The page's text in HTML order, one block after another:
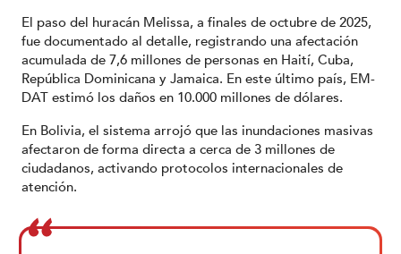
El paso del huracán Melissa, a finales de octubre de 2025,
fue documentado al detalle, registrando una afectación
acumulada de 7,6 millones de personas en Haití, Cuba,
República Dominicana y Jamaica. En este último país, EM-
DAT estimó los daños en 10.000 millones de dólares.
En Bolivia, el sistema arrojó que las inundaciones masivas
afectaron de forma directa a cerca de 3 millones de
ciudadanos, activando protocolos internacionales de
atención.